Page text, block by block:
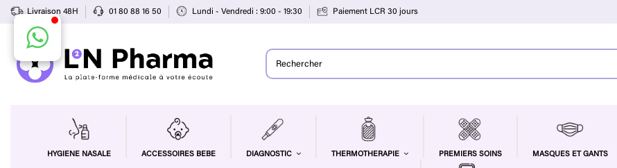
Livraison 48H 01 80 88 16 50 Lundi - Vendredi : 9:00 - 19:30 Paiement LCR 30 jours
HYGIENE NASALE ACCESSOIRES BEBE DIAGNOSTIC THERMOTHERAPIE PREMIERS SOINS MASQUES ET GANTS